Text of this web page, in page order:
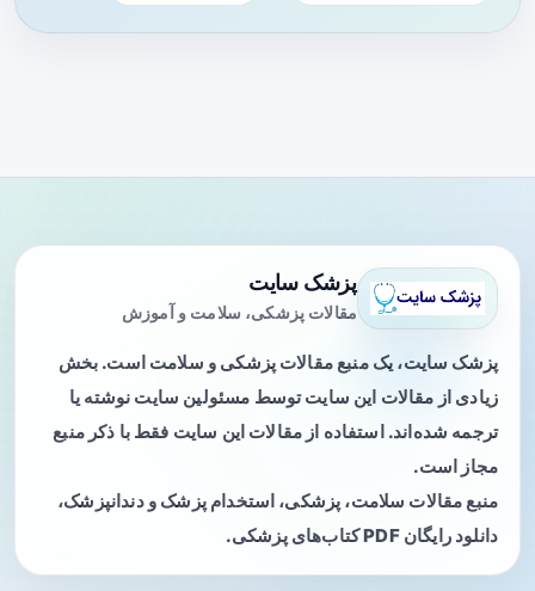
پزشک سایت
مقالات پزشکی، سلامت و آموزش
پزشک سایت، یک منبع مقالات پزشکی و سلامت است. بخش
زیادی از مقالات این سایت توسط مسئولین سایت نوشته یا
ترجمه شده‌اند. استفاده از مقالات این سایت فقط با ذکر منبع
مجاز است.
منبع مقالات سلامت، پزشکی، استخدام پزشک و دندانپزشک،
دانلود رایگان PDF کتاب‌های پزشکی.